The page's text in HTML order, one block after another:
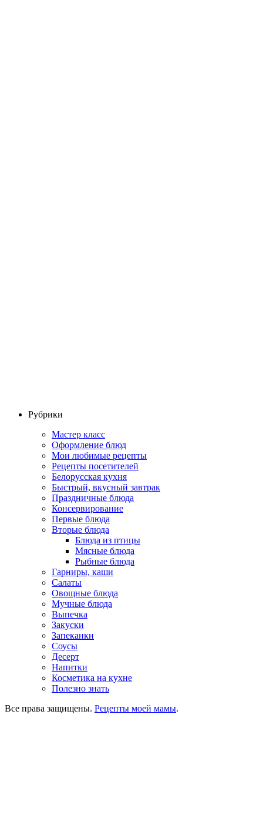
Рубрики
Мастер класс
Оформление блюд
Мои любимые рецепты
Рецепты посетителей
Белорусская кухня
Быстрый, вкусный завтрак
Праздничные блюда
Консервирование
Первые блюда
Вторые блюда
Блюда из птицы
Мясные блюда
Рыбные блюда
Гарниры, каши
Салаты
Овощные блюда
Мучные блюда
Выпечка
Закуски
Запеканки
Соусы
Десерт
Напитки
Косметика на кухне
Полезно знать
Все права защищены. Рецепты моей мамы.